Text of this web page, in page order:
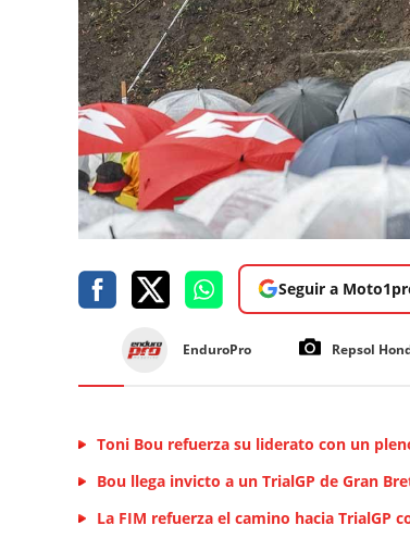
Seguir a
EnduroPro Repsol
Toni Bou refuerza su liderato con un
Bou llega invicto a un TrialGP de Gran
La FIM refuerza el camino hacia TrialGP